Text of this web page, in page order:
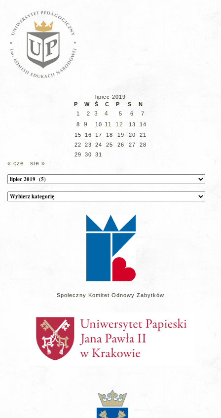
lipiec 2019
P
W Ś C P S
N
1
2 3 4 5 6
7
8
9 10 11 12 13
14
15
16 17 18 19 20
21
22
23 24 25 26 27
28
29
30 31
« cze sie »
Archiwum
Kategorie
wpisów
Społeczny Komitet Odnowy Zabytków